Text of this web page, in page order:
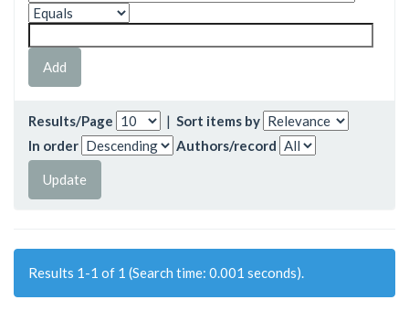
Results/Page | Sort items by
In order
Authors/record
Results 1-1 of 1 (Search time: 0.001 seconds).